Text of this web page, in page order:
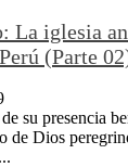
La iglesia
(Parte
su presencia
de Dios